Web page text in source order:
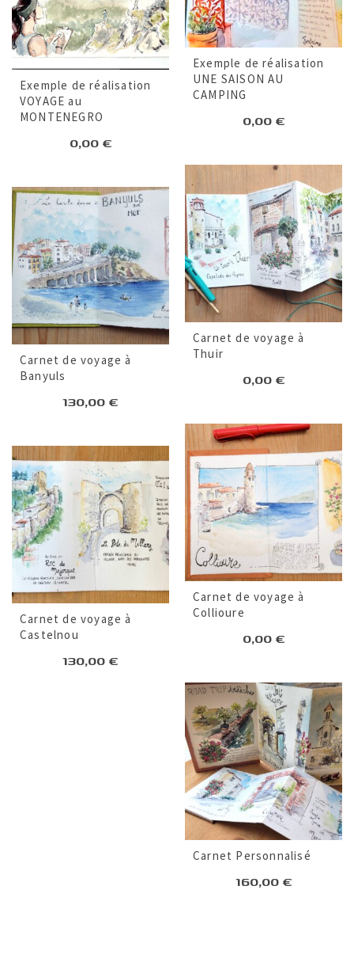
Exemple de réalisation
UNE SAISON AU
CAMPING
0,00 €
Exemple de réalisation
VOYAGE au
MONTENEGRO
0,00 €
Carnet de voyage à
Thuir
0,00 €
Carnet de voyage à
Banyuls
130,00 €
Carnet de voyage à
Collioure
0,00 €
Carnet de voyage à
Castelnou
130,00 €
Carnet Personnalisé
160,00 €